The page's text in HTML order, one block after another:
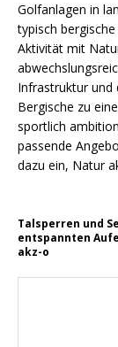
Golfanlagen in
typisch
Aktivität mit
Infrastruktur und
Bergische zu
sportlich
passende
dazu ein, Natur
Talsperren und
entspannten
akz-o